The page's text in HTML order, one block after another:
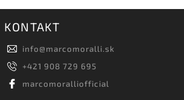
KONTAKT
info@marcomoralli.sk
+421 908 729 695
marcomoralliofficial